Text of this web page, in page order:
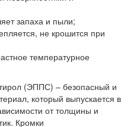
запаха и пыли;
не крошится при
температурное
(ЭППС) – безопасный и
который выпускается в
от толщины и
Кромки